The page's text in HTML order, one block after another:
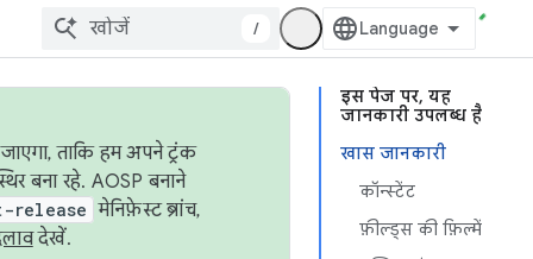
/
इस पेज पर, यह
जानकारी उपलब्ध है
खास जानकारी
कॉन्स्टेंट
फ़ील्ड्स की फ़िल्में
ताकि हम अपने ट्रंक
बना रहे. AOSP बनाने
release मेनिफ़ेस्ट ब्रांच,
देखें.